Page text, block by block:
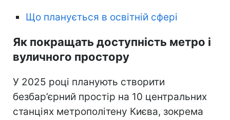
Що планується в освітній сфері
Як покращать доступність метро і
вуличного простору
У 2025 році планують створити
безбар’єрний простір на 10 центральних
станціях метрополітену Києва, зокрема